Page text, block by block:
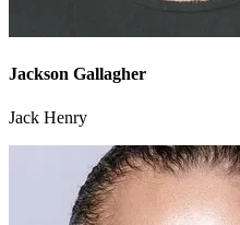
Jackson Gallagher
Jack Henry